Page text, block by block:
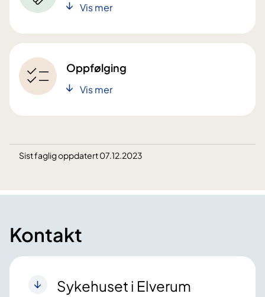
Vis mer
Oppfølging
Vis mer
Sist faglig oppdatert 07.12.2023
Kontakt
Sykehuset i Elverum